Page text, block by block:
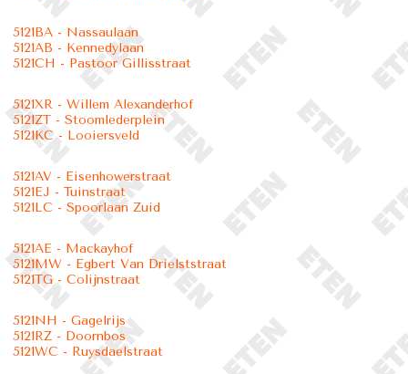
5121BA - Nassaulaan
5121AB - Kennedylaan
5121CH - Pastoor Gillisstraat
5121XR - Willem Alexanderhof
5121ZT - Stoomlederplein
5121KC - Looiersveld
5121AV - Eisenhowerstraat
5121EJ - Tuinstraat
5121LC - Spoorlaan Zuid
5121AE - Mackayhof
5121MW - Egbert Van Drielststraat
5121TG - Colijnstraat
5121NH - Gagelrijs
5121RZ - Doornbos
5121WC - Ruysdaelstraat